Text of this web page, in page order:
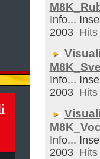
Info...
2003
Info...
2003
Info...
2003